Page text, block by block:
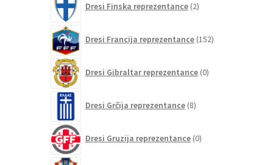
Dresi Finska reprezentance 2izdelka
Dresi Francija reprezentance 152izdelkov
Dresi Gibraltar reprezentance 0izdelkov
Dresi Grčija reprezentance 8izdelkov
Dresi Gruzija reprezentance 0izdelkov